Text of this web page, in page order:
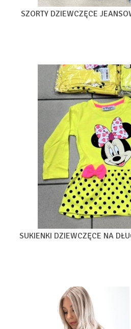
SZORTY DZIEWCZĘCE
SUKIENKI DZIEWCZĘCE NA